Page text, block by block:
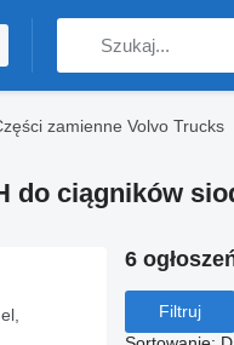
zamienne Volvo Trucks
do ciągników
6
Filtruj